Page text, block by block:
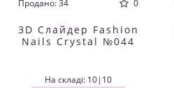
Продано: 34 0
3D Слайдер Fashion
Nails Crystal №044
На складі: 10|10